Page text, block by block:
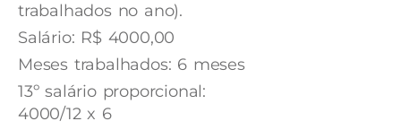
trabalhados no ano).
Salário: R$ 4000,00
Meses trabalhados: 6 meses
13º salário proporcional:
4000/12 x 6